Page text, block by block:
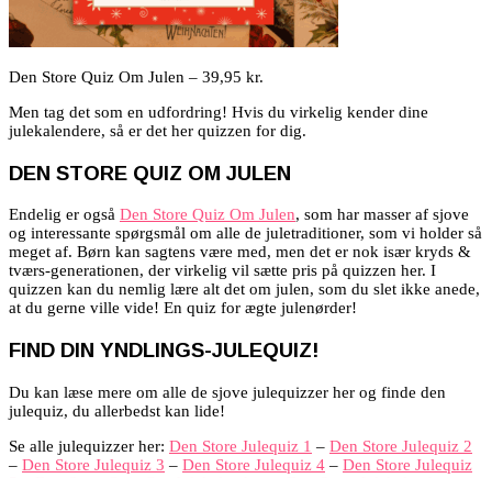
Den Store Quiz Om Julen – 39,95 kr.
Men tag det som en udfordring! Hvis du virkelig kender dine
julekalendere, så er det her quizzen for dig.
DEN STORE QUIZ OM JULEN
Endelig er også Den Store Quiz Om Julen, som har masser af sjove
og interessante spørgsmål om alle de juletraditioner, som vi holder så
meget af. Børn kan sagtens være med, men det er nok især kryds &
tværs-generationen, der virkelig vil sætte pris på quizzen her. I
quizzen kan du nemlig lære alt det om julen, som du slet ikke anede,
at du gerne ville vide! En quiz for ægte julenørder!
FIND DIN YNDLINGS-JULEQUIZ!
Du kan læse mere om alle de sjove julequizzer her og finde den
julequiz, du allerbedst kan lide!
Se alle julequizzer her: Den Store Julequiz 1 – Den Store Julequiz 2
– Den Store Julequiz 3 – Den Store Julequiz 4 – Den Store Julequiz